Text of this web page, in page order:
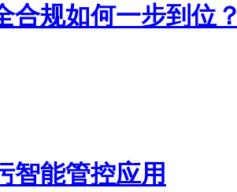
合规如何一步到位？
智能管控应用